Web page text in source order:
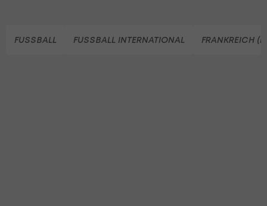
FUSSBALL FUSSBALL INTERNATIONAL FRANKREICH